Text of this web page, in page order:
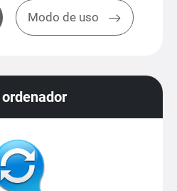
Modo de uso